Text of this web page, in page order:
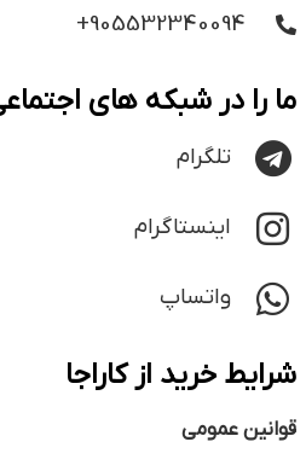
905532340094+
ما را در شبکه های
تلگرام
اینستاگرام
واتساپ
شرایط خرید از کاراجا
قوانین عمومی